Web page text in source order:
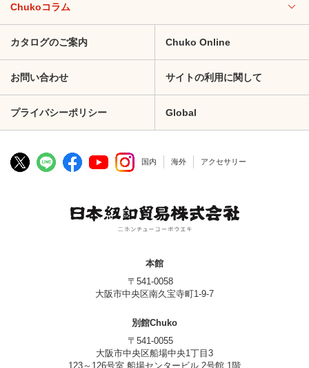
Chukoコラム
カタログのご案内 Chuko Online
お問い合わせ サイトの利用に関して
プライバシーポリシー Global
国内 海外 アクセサリー
本館
〒541-0058
大阪市中央区南久宝寺町1-9-7
別館Chuko
〒541-0055
大阪市中央区船場中央1丁目3
123～126号室 船場センタービル 2号館 1階